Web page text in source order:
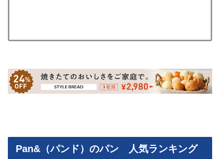
Pan&（パンド）のパン 人気ランキング